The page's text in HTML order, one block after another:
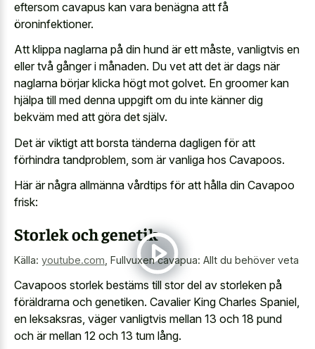
eftersom cavapus kan vara benägna att få
öroninfektioner.
Att klippa naglarna på din hund är ett måste, vanligtvis en
eller två gånger i månaden. Du vet att det är dags när
naglarna börjar klicka högt mot golvet. En groomer kan
hjälpa till med denna uppgift om du inte känner dig
bekväm med att göra det själv.
Det är viktigt att borsta tänderna dagligen för att
förhindra tandproblem, som är vanliga hos Cavapoos.
Här är några allmänna vårdtips för att hålla din Cavapoo
frisk:
Storlek och genetik
Källa: youtube.com, Fullvuxen cavapua: Allt du behöver veta
Cavapoos storlek bestäms till stor del av storleken på
föräldrarna och genetiken. Cavalier King Charles Spaniel,
en leksaksras, väger vanligtvis mellan 13 och 18 pund
och är mellan 12 och 13 tum lång.